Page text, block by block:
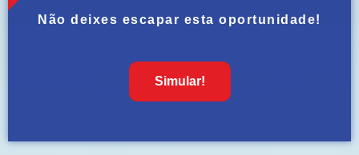
Não deixes escapar esta oportunidade!
Simular!